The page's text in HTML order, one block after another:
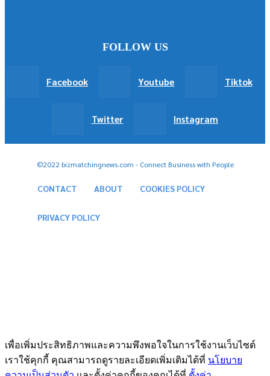
FOLLOW US
Facebook Youtube Tiktok
Twitter Instagram
©2022 bizmatchingnews.com - Connect Business with People
CONTACT ABOUT COOKIES POLICY
PRIVACY POLICY
เพื่อเพิ่มประสิทธิภาพและความพึงพอใจในการใช้งานเว็บไซต์
เราใช้คุกกี้ คุณสามารถดูรายละเอียดเพิ่มเติมได้ที่ นโยบาย